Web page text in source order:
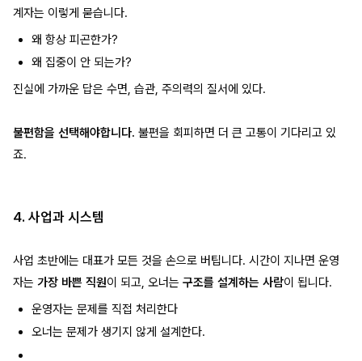
계자는 이렇게 묻습니다.
왜 항상 피곤한가?
왜 집중이 안 되는가?
진실에 가까운 답은 수면, 습관, 주의력의 질서에 있다.
불편함을 선택해야합니다. 불편을 회피하면 더 큰 고통이 기다리고 있
죠.
4. 사업과 시스템
사업 초반에는 대표가 모든 것을 손으로 버팁니다. 시간이 지나면 운영
자는 가장 바쁜 직원이 되고, 오너는 구조를 설계하는 사람이 됩니다.
운영자는 문제를 직접 처리한다
오너는 문제가 생기지 않게 설계한다.